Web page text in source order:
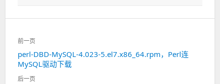
文
章
导
航
前一页
上
一
篇：
perl-DBD-MySQL-4.023-5.el7.x86_64.rpm，Perl连
MySQL驱动下载
后一页